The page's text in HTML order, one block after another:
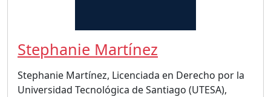
Stephanie Martínez
Stephanie Martínez, Licenciada en Derecho por la
Universidad Tecnológica de Santiago (UTESA),